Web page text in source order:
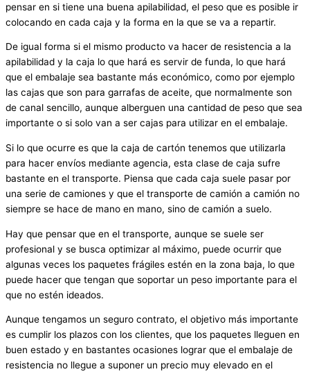
pensar en si tiene una buena apilabilidad, el peso que es posible ir
colocando en cada caja y la forma en la que se va a repartir.
De igual forma si el mismo producto va hacer de resistencia a la
apilabilidad y la caja lo que hará es servir de funda, lo que hará
que el embalaje sea bastante más económico, como por ejemplo
las cajas que son para garrafas de aceite, que normalmente son
de canal sencillo, aunque alberguen una cantidad de peso que sea
importante o si solo van a ser cajas para utilizar en el embalaje.
Si lo que ocurre es que la caja de cartón tenemos que utilizarla
para hacer envíos mediante agencia, esta clase de caja sufre
bastante en el transporte. Piensa que cada caja suele pasar por
una serie de camiones y que el transporte de camión a camión no
siempre se hace de mano en mano, sino de camión a suelo.
Hay que pensar que en el transporte, aunque se suele ser
profesional y se busca optimizar al máximo, puede ocurrir que
algunas veces los paquetes frágiles estén en la zona baja, lo que
puede hacer que tengan que soportar un peso importante para el
que no estén ideados.
Aunque tengamos un seguro contrato, el objetivo más importante
es cumplir los plazos con los clientes, que los paquetes lleguen en
buen estado y en bastantes ocasiones lograr que el embalaje de
resistencia no llegue a suponer un precio muy elevado en el